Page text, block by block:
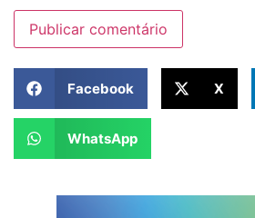
Facebook X
WhatsApp